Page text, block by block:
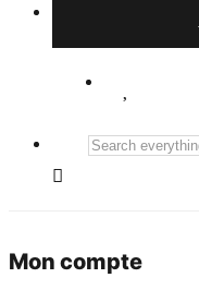
Search
Mon compte